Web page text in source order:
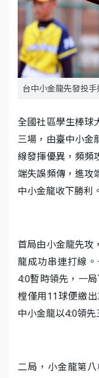
台中小金龍先發投
全國社區學生棒球
三場，由臺中小金
線發揮優異，頻頻
端失誤頻傳，進攻
中小金龍收下勝利。
首局由小金龍先攻
龍成功串連打線
4:0暫時領先，一
樘僅用11球便繳
中小金龍以4:0領先
二局，小金龍第